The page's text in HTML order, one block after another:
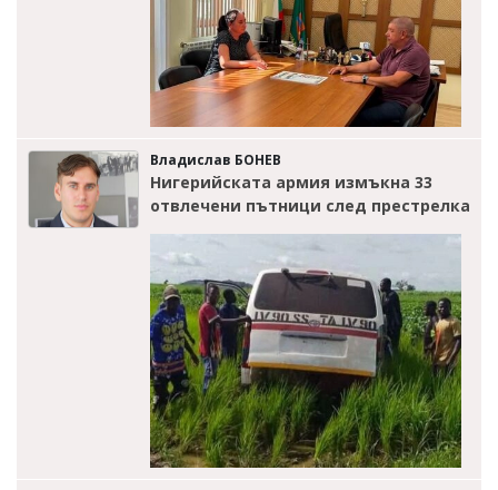
Владислав БОНЕВ
Нигерийската армия измъкна 33
отвлечени пътници след престрелка